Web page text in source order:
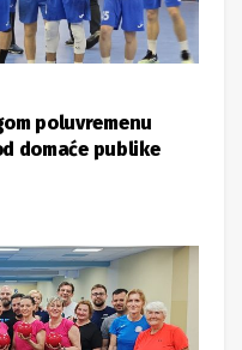
poluvremenu
domaće publike